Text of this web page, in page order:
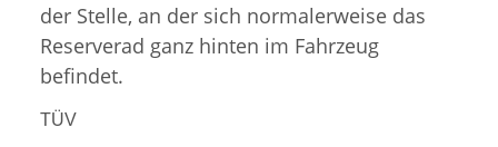
der Stelle, an der sich normalerweise das
Reserverad ganz hinten im Fahrzeug
befindet.
TÜV